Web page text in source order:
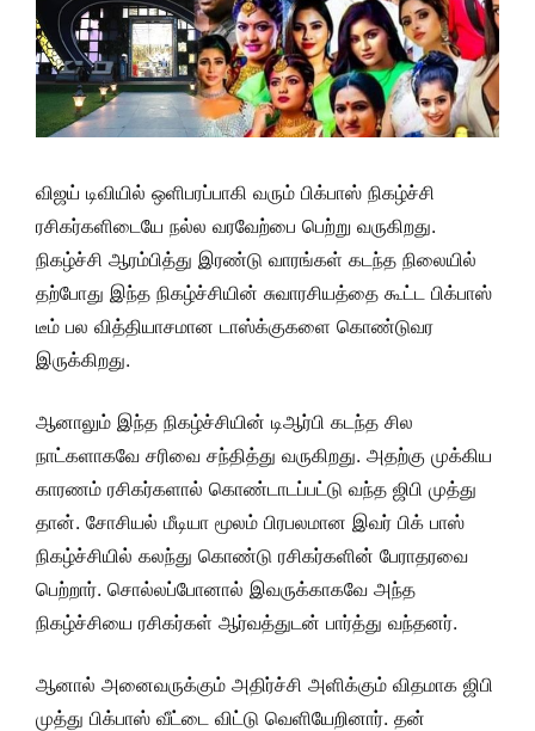
விஜய் டிவியில் ஒளிபரப்பாகி வரும் பிக்பாஸ் நிகழ்ச்சி
ரசிகர்களிடையே நல்ல வரவேற்பை பெற்று வருகிறது.
நிகழ்ச்சி ஆரம்பித்து இரண்டு வாரங்கள் கடந்த நிலையில்
தற்போது இந்த நிகழ்ச்சியின் சுவாரசியத்தை கூட்ட பிக்பாஸ்
டீம் பல வித்தியாசமான டாஸ்க்குகளை கொண்டுவர
இருக்கிறது.
ஆனாலும் இந்த நிகழ்ச்சியின் டிஆர்பி கடந்த சில
நாட்களாகவே சரிவை சந்தித்து வருகிறது. அதற்கு முக்கிய
காரணம் ரசிகர்களால் கொண்டாடப்பட்டு வந்த ஜிபி முத்து
தான். சோசியல் மீடியா மூலம் பிரபலமான இவர் பிக் பாஸ்
நிகழ்ச்சியில் கலந்து கொண்டு ரசிகர்களின் பேராதரவை
பெற்றார். சொல்லப்போனால் இவருக்காகவே அந்த
நிகழ்ச்சியை ரசிகர்கள் ஆர்வத்துடன் பார்த்து வந்தனர்.
ஆனால் அனைவருக்கும் அதிர்ச்சி அளிக்கும் விதமாக ஜிபி
முத்து பிக்பாஸ் வீட்டை விட்டு வெளியேறினார். தன்